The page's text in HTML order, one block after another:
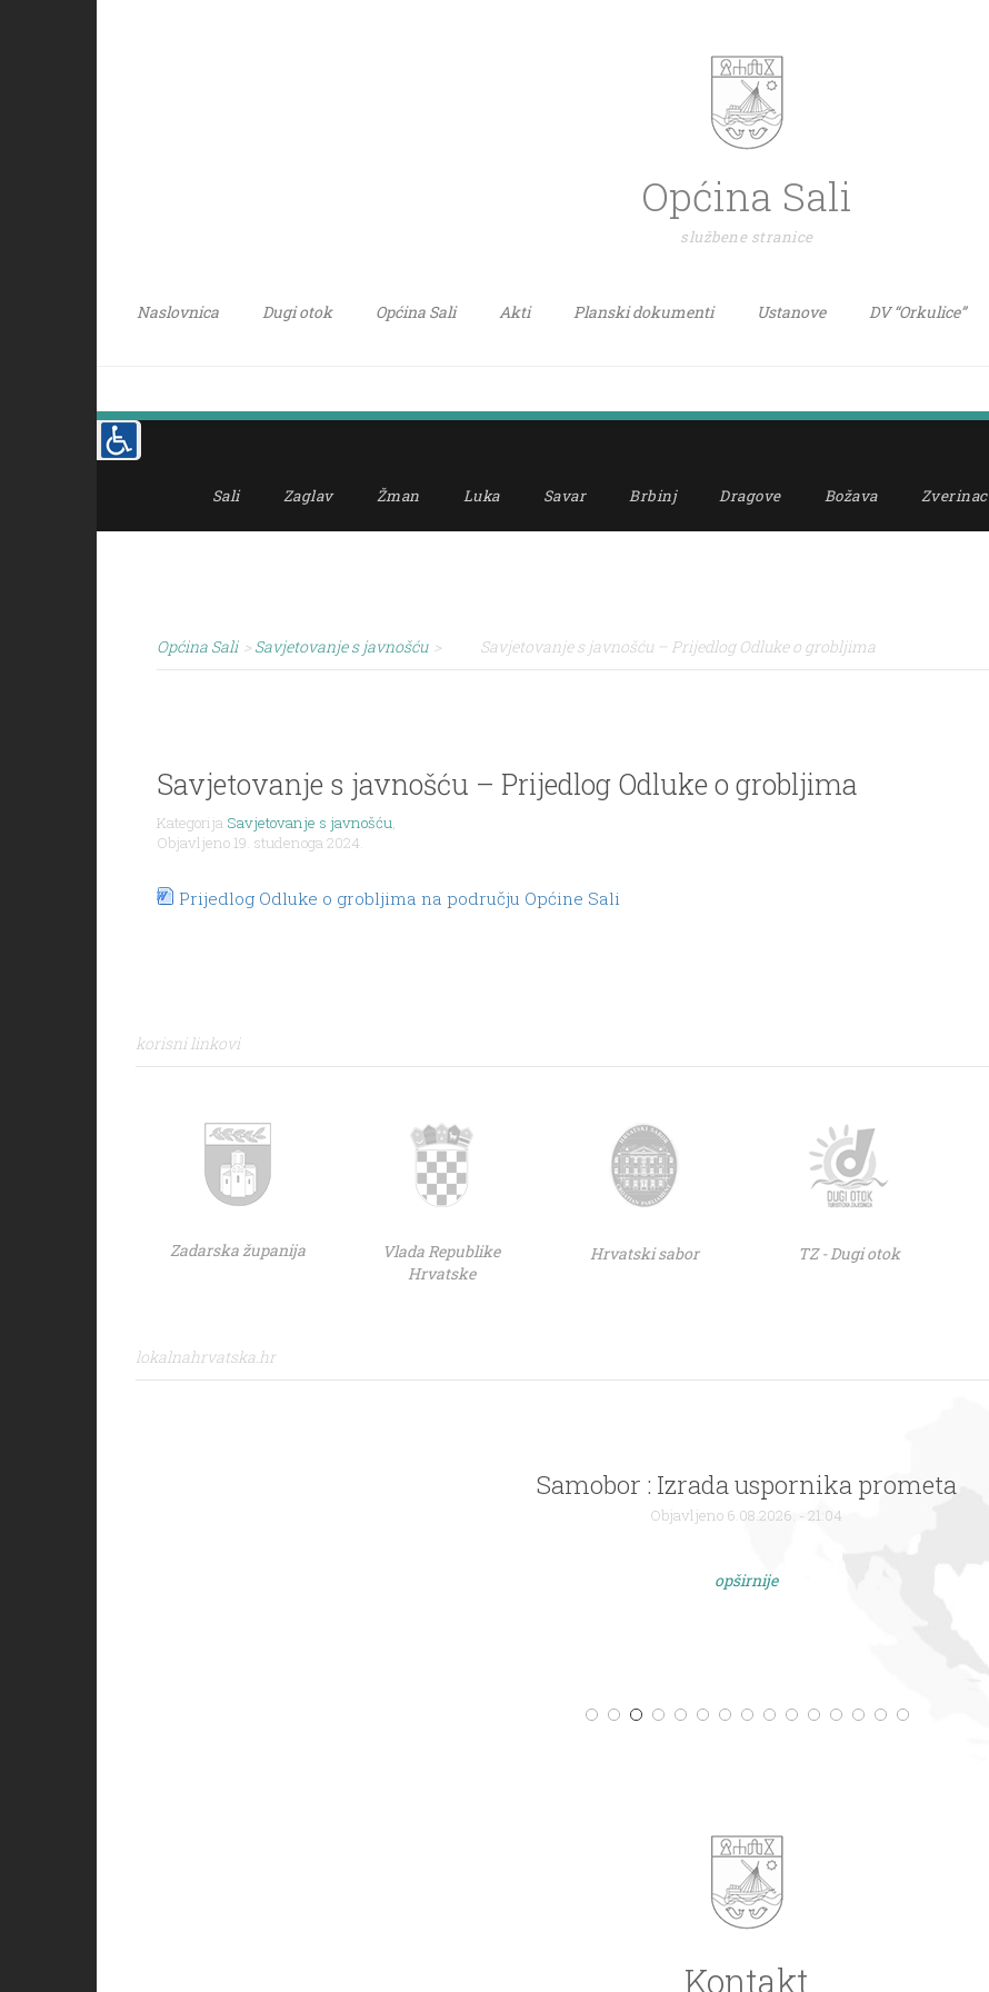
Općina Sali
službene stranice
Naslovnica Dugi otok Općina Sali Akti Planski dokumenti Ustanove DV “Orkulice”
Sali Zaglav Žman Luka Savar Brbinj Dragove Božava Zverinac
Općina Sali > Savjetovanje s javnošću > Savjetovanje s javnošću – Prijedlog Odluke o grobljima
Savjetovanje s javnošću – Prijedlog Odluke o grobljima
Kategorija Savjetovanje s javnošću,
Objavljeno 19. studenoga 2024.
Prijedlog Odluke o grobljima na području Općine Sali
korisni linkovi
Zadarska županija
Vlada Republike
Hrvatske
Hrvatski sabor TZ - Dugi otok
lokalnahrvatska.hr
Samobor : Izrada uspornika prometa
Objavljeno 6.08.2026. - 21:04
opširnije
Kontakt